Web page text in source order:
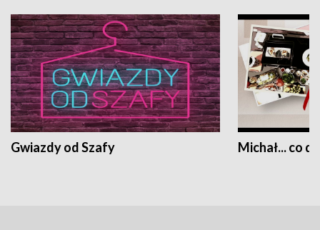
Gwiazdy od Szafy Michał... co